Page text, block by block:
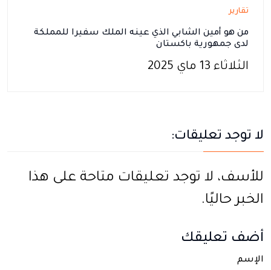
تقارير
من هو أمين الشابي الذي عينه الملك سفيرا للمملكة
لدى جمهورية باكستان
الثلاثاء 13 ماي 2025
لا توجد تعليقات:
للأسف، لا توجد تعليقات متاحة على هذا
الخبر حاليًا.
أضف تعليقك
الإسم